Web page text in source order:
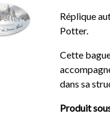
Réplique
Potter.
Cette
dans sa
Produit